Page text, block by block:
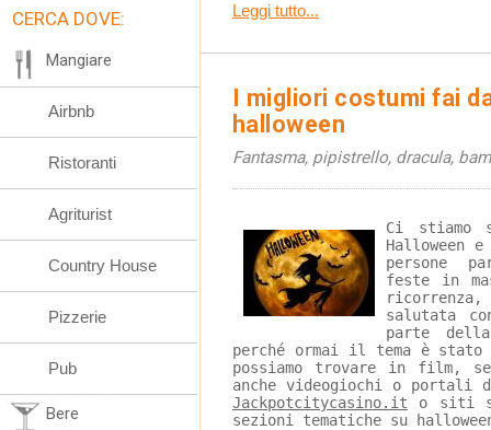
Leggi tutto...
I migliori costumi fai
halloween
Fantasma, pipistrello, dracula,
Ci stiamo
Halloween
persone
feste in
salutata
parte
perché ormai il tema è stato
possiamo trovare in
anche videogiochi o
Jackpotcitycasino.it o siti
sezioni tematiche su
CERCA DOVE:
Mangiare
Airbnb
Ristoranti
Agriturist
Country House
Pizzerie
Pub
Bere